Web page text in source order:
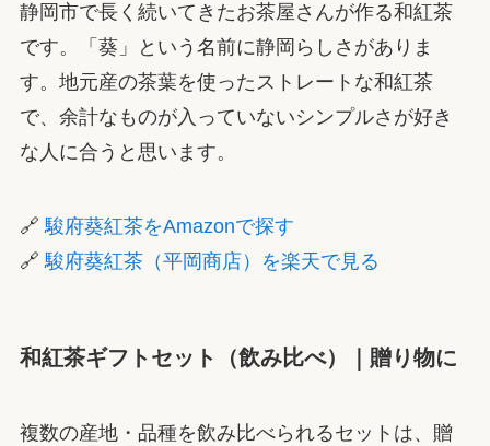
静岡市で長く続いてきたお茶屋さんが作る和紅茶
です。「葵」という名前に静岡らしさがありま
す。地元産の茶葉を使ったストレートな和紅茶
で、余計なものが入っていないシンプルさが好き
な人に合うと思います。
🔗 駿府葵紅茶をAmazonで探す
🔗 駿府葵紅茶（平岡商店）を楽天で見る
和紅茶ギフトセット（飲み比べ）｜贈り物に
複数の産地・品種を飲み比べられるセットは、贈